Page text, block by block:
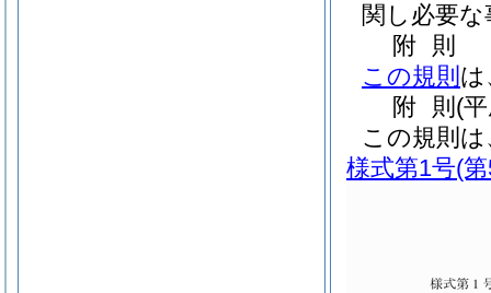
関し必要
附 則
この規則 は
附 則 (
この規則
様式第1号(